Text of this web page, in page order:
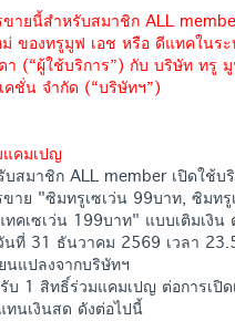
ขายนี้สำหรับสมาชิก ALL
ของทรูมูฟ เอช หรือ ดีแทคในระ
(“ผู้ใช้บริการ”) กับ บริษัท ทรู
คชั่น จำกัด (“บริษัทฯ”)
แคมเปญ
สมาชิก ALL member เปิดใช้บ
ขาย "ซิมทรูเซเว่น 99บาท, ซิมทรู
คเซเว่น 199บาท" แบบเติมเงิน
นที่ 31 ธันวาคม 2569 เวลา
นแปลงจากบริษัทฯ
บ 1 สิทธิ์ร่วมแคมเปญ ต่อการเปิด
นเงินสด ดังต่อไปนี้